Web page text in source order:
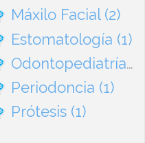
Máxilo Facial (2)
(1)Estomatología (1)
Odontopediatría (1)
(1)
Periodoncia (1)
(1)
Prótesis (1)